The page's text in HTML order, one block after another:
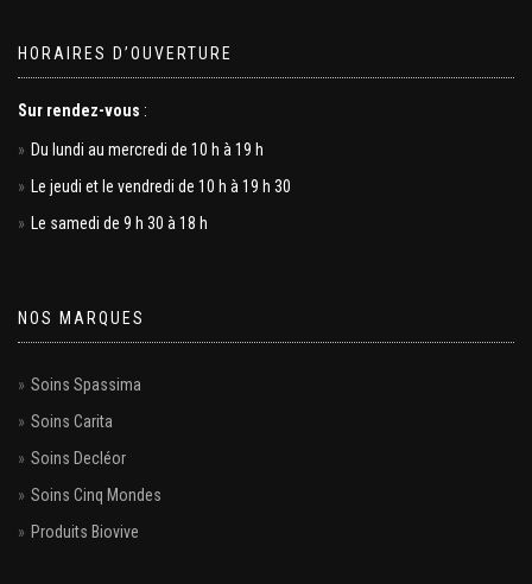
HORAIRES D’OUVERTURE
Sur rendez-vous :
Du lundi au mercredi de 10 h à 19 h
Le jeudi et le vendredi de 10 h à 19 h 30
Le samedi de 9 h 30 à 18 h
NOS MARQUES
Soins Spassima
Soins Carita
Soins Decléor
Soins Cinq Mondes
Produits Biovive